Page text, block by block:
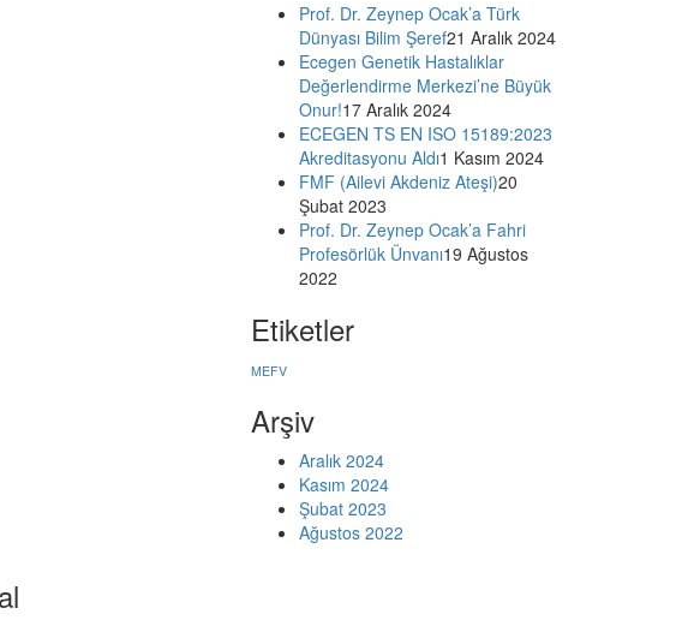
Prof. Dr. Zeynep Ocak’a Türk
Dünyası Bilim Şeref21 Aralık 2024
Ecegen Genetik Hastalıklar
Değerlendirme Merkezi’ne Büyük
Onur!17 Aralık 2024
ECEGEN TS EN ISO 15189:2023
Akreditasyonu Aldı1 Kasım 2024
FMF (Ailevi Akdeniz Ateşi)20
Şubat 2023
Prof. Dr. Zeynep Ocak’a Fahri
Profesörlük Ünvanı19 Ağustos
2022
Etiketler
MEFV
Arşiv
Aralık 2024
Kasım 2024
Şubat 2023
Ağustos 2022